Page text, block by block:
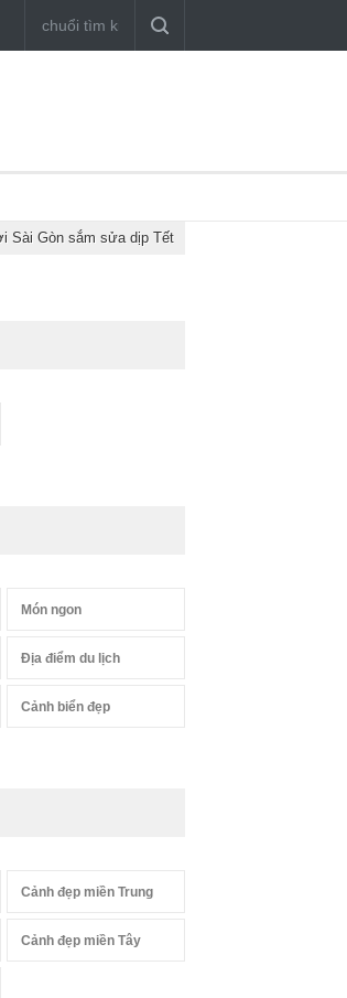
Sài Gòn sắm sửa dịp Tết
Món ngon
Địa điểm du lịch
Cảnh biển đẹp
Cảnh đẹp miền Trung
Cảnh đẹp miền Tây